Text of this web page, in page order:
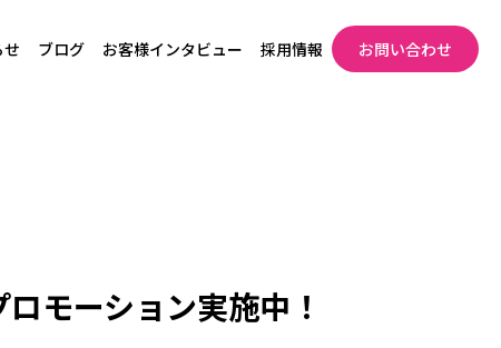
せ ブログ お客様インタビュー 採用情報 お問い合わせ
モーション実施中！